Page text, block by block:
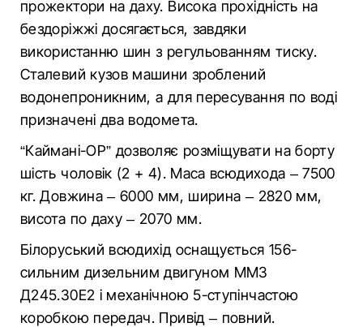
прожектори на даху. Висока прохідність на
бездоріжжі досягається, завдяки ​​
використанню шин з регульованням тиску.
Сталевий кузов машини зроблений
водонепроникним, а для пересування по воді
призначені два водомета.
“Каймані-ОР” дозволяє розміщувати на борту
шість чоловік (2 + 4). Маса всюдихода – 7500
кг. Довжина – 6000 мм, ширина – 2820 мм,
висота по даху – 2070 мм.
Білоруський всюдихід оснащується 156-
сильним дизельним двигуном ММЗ
Д245.30Е2 і механічною 5-ступінчастою
коробкою передач. Привід – повний.